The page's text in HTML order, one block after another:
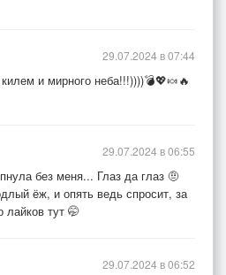
и мирного неба!!!))))💣💖🍬🔥
29.07.2024 в 07:44
без меня... Глаз да глаз 🤨
ёж, и опять ведь спросит, за
лайков тут 🤭
29.07.2024 в 06:55
29.07.2024 в 06:52